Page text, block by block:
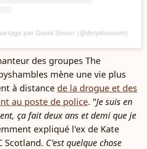
par David Simon (@dirtydavesim)
des groupes The
mène une vie plus
à distance de la drogue et des
au poste de police. "Je suis en
ça fait deux ans et demi que je
expliqué l'ex de Kate
Scotland. C'est quelque chose